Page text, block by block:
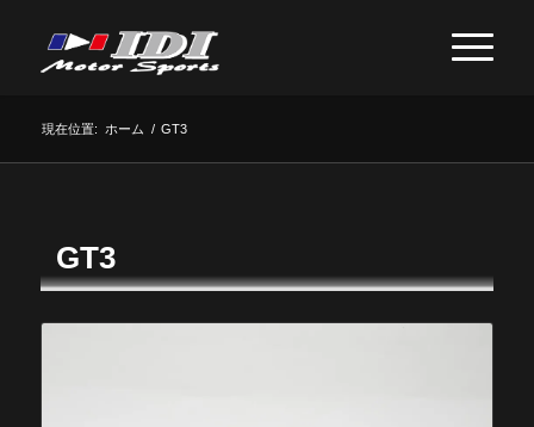
現在位置: ホーム / GT3
GT3